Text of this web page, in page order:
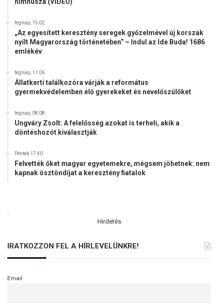
tegnap, 15:02
„Az egyesített keresztény seregek győzelmével új korszak
nyílt Magyarország történetében“ – Indul az Ide Buda! 1686
emlékév
tegnap, 11:06
Állatkerti találkozóra várják a református
gyermekvédelemben élő gyerekeket és nevelőszülőket
tegnap, 08:08
Ungváry Zsolt: A felelősség azokat is terheli, akik a
döntéshozót kiválasztják
Péntek 17:40
Felvették őket magyar egyetemekre, mégsem jöhetnek: nem
kapnak ösztöndíjat a keresztény fiatalok
.
Hirdetés
IRATKOZZON FEL A HÍRLEVELÜNKRE!
Email